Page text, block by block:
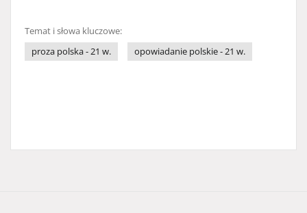
Temat i słowa kluczowe:
proza polska - 21 w.
opowiadanie polskie - 21 w.